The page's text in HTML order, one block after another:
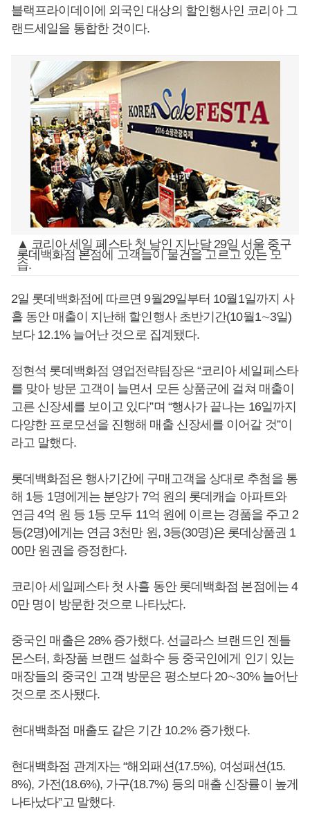
블랙프라이데이에 외국인 대상의 할인행사인 코리아 그
랜드세일을 통합한 것이다.
▲ 코리아 세일 페스타 첫 날인 지난달 29일 서울 중구
롯데백화점 본점에 고객들이 물건을 고르고 있는 모
습.
2일 롯데백화점에 따르면 9월29일부터 10월1일까지 사
흘 동안 매출이 지난해 할인행사 초반기간(10월1∼3일)
보다 12.1% 늘어난 것으로 집계됐다.
정현석 롯데백화점 영업전략팀장은 “코리아 세일페스타
를 맞아 방문 고객이 늘면서 모든 상품군에 걸쳐 매출이
고른 신장세를 보이고 있다”며 “행사가 끝나는 16일까지
다양한 프로모션을 진행해 매출 신장세를 이어갈 것”이
라고 말했다.
롯데백화점은 행사기간에 구매고객을 상대로 추첨을 통
해 1등 1명에게는 분양가 7억 원의 롯데캐슬 아파트와
연금 4억 원 등 1등 모두 11억 원에 이르는 경품을 주고 2
등(2명)에게는 연금 3천만 원, 3등(30명)은 롯데상품권 1
00만 원권을 증정한다.
코리아 세일페스타 첫 사흘 동안 롯데백화점 본점에는 4
0만 명이 방문한 것으로 나타났다.
중국인 매출은 28% 증가했다. 선글라스 브랜드인 젠틀
몬스터, 화장품 브랜드 설화수 등 중국인에게 인기 있는
매장들의 중국인 고객 방문은 평소보다 20∼30% 늘어난
것으로 조사됐다.
현대백화점 매출도 같은 기간 10.2% 증가했다.
현대백화점 관계자는 “해외패션(17.5%), 여성패션(15.
8%), 가전(18.6%), 가구(18.7%) 등의 매출 신장률이 높게
나타났다”고 말했다.